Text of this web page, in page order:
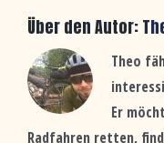
Über den Autor:
Theo
Er
Radfahren retten,